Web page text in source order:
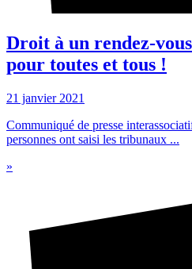
Droit à un rendez-
pour toutes et tous !
21 janvier 2021
Communiqué de presse
personnes ont saisi les tribunaux ...
»